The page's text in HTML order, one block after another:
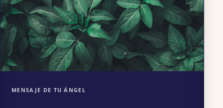
MENSAJE DE TU ÁNGEL